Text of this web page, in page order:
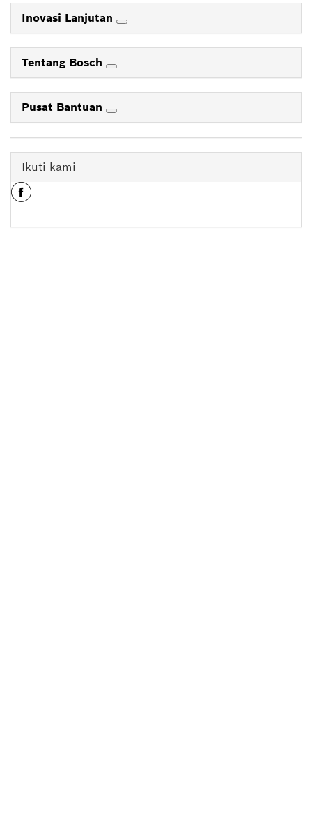
Inovasi Lanjutan
Tentang Bosch
Pusat Bantuan
Ikuti kami